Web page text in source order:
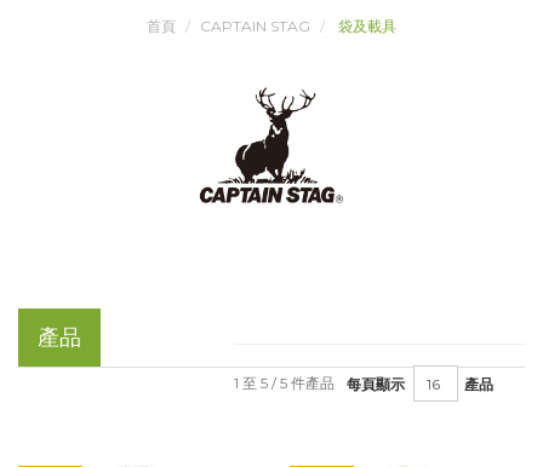
首頁 CAPTAIN STAG 袋及載具
產品
每頁顯示 產品
1 至 5 / 5 件產品